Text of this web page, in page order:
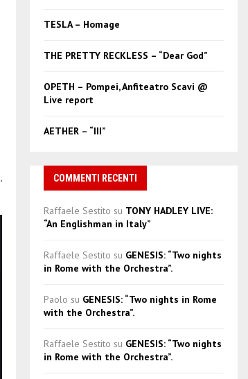
TESLA – Homage
THE PRETTY RECKLESS – “Dear God”
OPETH – Pompei, Anfiteatro Scavi @
Live report
AETHER – “III”
COMMENTI RECENTI
Raffaele Sestito su TONY HADLEY LIVE:
“An Englishman in Italy”
Raffaele Sestito su GENESIS: “Two nights
in Rome with the Orchestra”.
Paolo su GENESIS: “Two nights in Rome
with the Orchestra”.
Raffaele Sestito su GENESIS: “Two nights
in Rome with the Orchestra”.